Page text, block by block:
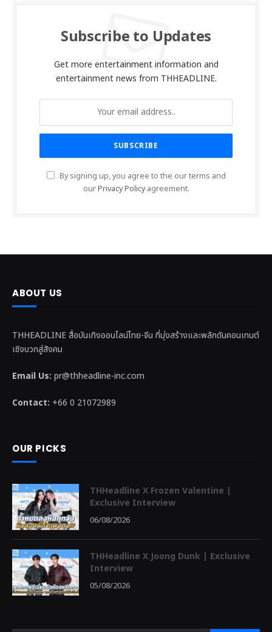
Subscribe to Updates
Get more entertainment information and
entertainment news from THHEADLINE.
By signing up, you agree to the our terms and
ourPrivacy Policyagreement.
ABOUT US
THHEADLINE สื่อบันเทิงออนไลน์ไทย-จีน ที่มุ่งสร้างและพลักดันคอนเทนต์
เชิงบวกสู่สังคม
Email Us: pr@thheadline-inc.com
Contact: +66 0 21072989
OUR PICKS
THHeadline X Frozen Valentine |
Exclusive Interview
06/08/2026
THHeadline X Joong Dunk | Exclusive
Interview
05/08/2026